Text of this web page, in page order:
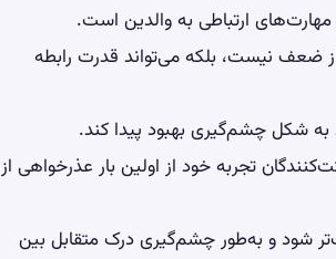
ارتباطی به والدین است.
از ضعف نیست، بلکه می‌تواند قدرت رابطه
به شکل چشم‌گیری بهبود پیدا کند.
تجربه خود از اولین بار عذرخواهی از
شود و به‌طور چشم‌گیری درک متقابل بین